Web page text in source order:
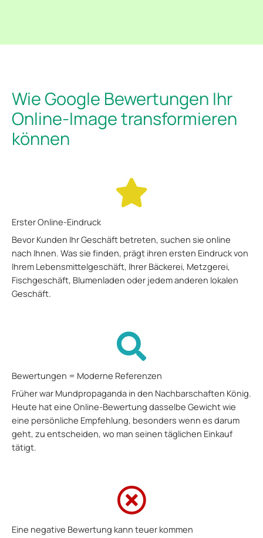
Wie Google Bewertungen Ihr
Online-Image transformieren
können
Erster Online-Eindruck
Bevor Kunden Ihr Geschäft betreten, suchen sie online
nach Ihnen. Was sie finden, prägt ihren ersten Eindruck von
Ihrem Lebensmittelgeschäft, Ihrer Bäckerei, Metzgerei,
Fischgeschäft, Blumenladen oder jedem anderen lokalen
Geschäft.
Bewertungen = Moderne Referenzen
Früher war Mundpropaganda in den Nachbarschaften König.
Heute hat eine Online-Bewertung dasselbe Gewicht wie
eine persönliche Empfehlung, besonders wenn es darum
geht, zu entscheiden, wo man seinen täglichen Einkauf
tätigt.
Eine negative Bewertung kann teuer kommen